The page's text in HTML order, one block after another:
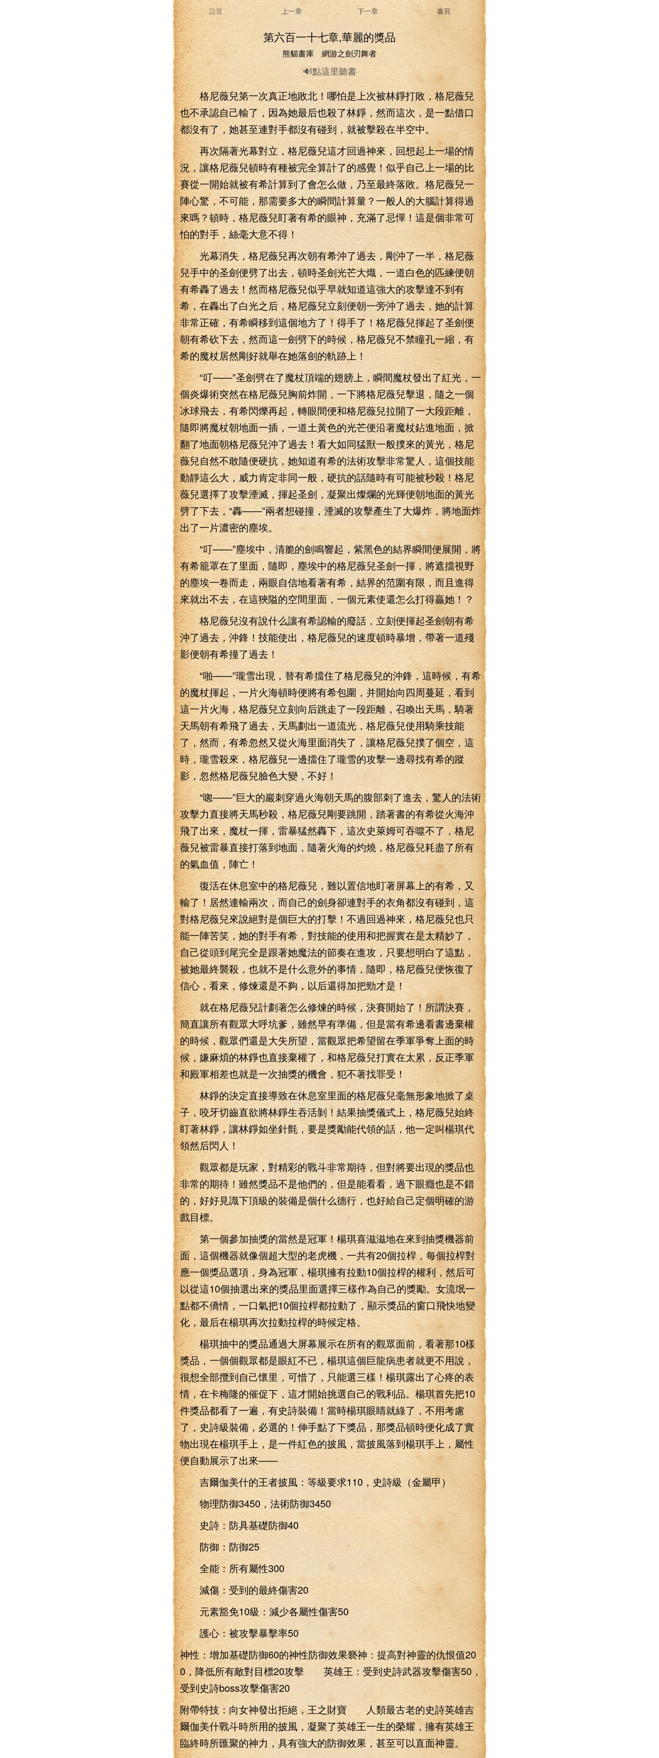
設置 上一章 下一章 書頁
第六百一十七章,華麗的獎品
熊貓書庫 網游之劍刃舞者
🔊點這里聽書
格尼薇兒第一次真正地敗北！哪怕是上次被林錚打敗，格尼薇兒
也不承認自己輸了，因為她最后也殺了林錚，然而這次，是一點借口
都沒有了，她甚至連對手都沒有碰到，就被擊殺在半空中。
再次隔著光幕對立，格尼薇兒這才回過神來，回想起上一場的情
況，讓格尼薇兒頓時有種被完全算計了的感覺！似乎自己上一場的比
賽從一開始就被有希計算到了會怎么做，乃至最終落敗。格尼薇兒一
陣心驚，不可能，那需要多大的瞬間計算量？一般人的大腦計算得過
來嗎？頓時，格尼薇兒盯著有希的眼神，充滿了忌憚！這是個非常可
怕的對手，絲毫大意不得！
光幕消失，格尼薇兒再次朝有希沖了過去，剛沖了一半，格尼薇
兒手中的圣劍便劈了出去，頓時圣劍光芒大熾，一道白色的匹練便朝
有希轟了過去！然而格尼薇兒似乎早就知道這強大的攻擊達不到有
希，在轟出了白光之后，格尼薇兒立刻便朝一旁沖了過去，她的計算
非常正確，有希瞬移到這個地方了！得手了！格尼薇兒揮起了圣劍便
朝有希砍下去，然而這一劍劈下的時候，格尼薇兒不禁瞳孔一縮，有
希的魔杖居然剛好就舉在她落劍的軌跡上！
“叮——”圣劍劈在了魔杖頂端的翅膀上，瞬間魔杖發出了紅光，一
個炎爆術突然在格尼薇兒胸前炸開，一下將格尼薇兒擊退，隨之一個
冰球飛去，有希閃爍再起，轉眼間便和格尼薇兒拉開了一大段距離，
隨即將魔杖朝地面一插，一道土黃色的光芒便沿著魔杖鉆進地面，掀
翻了地面朝格尼薇兒沖了過去！看大如同猛獸一般撲來的黃光，格尼
薇兒自然不敢隨便硬抗，她知道有希的法術攻擊非常驚人，這個技能
動靜這么大，威力肯定非同一般，硬抗的話隨時有可能被秒殺！格尼
薇兒選擇了攻擊湮滅，揮起圣劍，凝聚出燦爛的光輝便朝地面的黃光
劈了下去，“轟——”兩者想碰撞，湮滅的攻擊產生了大爆炸，將地面炸
出了一片濃密的塵埃。
“叮——”塵埃中，清脆的劍鳴響起，紫黑色的結界瞬間便展開，將
有希籠罩在了里面，隨即，塵埃中的格尼薇兒圣劍一揮，將遮擋視野
的塵埃一卷而走，兩眼自信地看著有希，結界的范圍有限，而且進得
來就出不去，在這狹隘的空間里面，一個元素使還怎么打得贏她！？
格尼薇兒沒有說什么讓有希認輸的廢話，立刻便揮起圣劍朝有希
沖了過去，沖鋒！技能使出，格尼薇兒的速度頓時暴增，帶著一道殘
影便朝有希撞了過去！
“啪——”瓏雪出現，替有希擋住了格尼薇兒的沖鋒，這時候，有希
的魔杖揮起，一片火海頓時便將有希包圍，并開始向四周蔓延，看到
這一片火海，格尼薇兒立刻向后跳走了一段距離，召喚出天馬，騎著
天馬朝有希飛了過去，天馬劃出一道流光，格尼薇兒使用騎乘技能
了，然而，有希忽然又從火海里面消失了，讓格尼薇兒撲了個空，這
時，瓏雪殺來，格尼薇兒一邊擋住了瓏雪的攻擊一邊尋找有希的蹤
影，忽然格尼薇兒臉色大變，不好！
“唿——”巨大的巖刺穿過火海朝天馬的腹部刺了進去，驚人的法術
攻擊力直接將天馬秒殺，格尼薇兒剛要跳開，踏著書的有希從火海沖
飛了出來，魔杖一揮，雷暴猛然轟下，這次史萊姆可吞噬不了，格尼
薇兒被雷暴直接打落到地面，隨著火海的灼燒，格尼薇兒耗盡了所有
的氣血值，陣亡！
復活在休息室中的格尼薇兒，難以置信地盯著屏幕上的有希，又
輸了！居然連輸兩次，而自己的劍身卻連對手的衣角都沒有碰到，這
對格尼薇兒來說絕對是個巨大的打擊！不過回過神來，格尼薇兒也只
能一陣苦笑，她的對手有希，對技能的使用和把握實在是太精妙了，
自己從頭到尾完全是跟著她魔法的節奏在進攻，只要想明白了這點，
被她最終襲殺，也就不是什么意外的事情，隨即，格尼薇兒便恢復了
信心，看來，修煉還是不夠，以后還得加把勁才是！
就在格尼薇兒計劃著怎么修煉的時候，決賽開始了！所謂決賽，
簡直讓所有觀眾大呼坑爹，雖然早有準備，但是當有希邊看書邊棄權
的時候，觀眾們還是大失所望，當觀眾把希望留在季軍爭奪上面的時
候，嫌麻煩的林錚也直接棄權了，和格尼薇兒打實在太累，反正季軍
和殿軍相差也就是一次抽獎的機會，犯不著找罪受！
林錚的決定直接導致在休息室里面的格尼薇兒毫無形象地掀了桌
子，咬牙切齒直欲將林錚生吞活剝！結果抽獎儀式上，格尼薇兒始終
盯著林錚，讓林錚如坐針氈，要是獎勵能代領的話，他一定叫楊琪代
領然后閃人！
觀眾都是玩家，對精彩的戰斗非常期待，但對將要出現的獎品也
非常的期待！雖然獎品不是他們的，但是能看看，過下眼癮也是不錯
的，好好見識下頂級的裝備是個什么德行，也好給自己定個明確的游
戲目標。
第一個參加抽獎的當然是冠軍！楊琪喜滋滋地在來到抽獎機器前
面，這個機器就像個超大型的老虎機，一共有20個拉桿，每個拉桿對
應一個獎品選項，身為冠軍，楊琪擁有拉動10個拉桿的權利，然后可
以從這10個抽選出來的獎品里面選擇三樣作為自己的獎勵。女流氓一
點都不僑情，一口氣把10個拉桿都拉動了，顯示獎品的窗口飛快地變
化，最后在楊琪再次拉動拉桿的時候定格。
楊琪抽中的獎品通過大屏幕展示在所有的觀眾面前，看著那10樣
獎品，一個個觀眾都是眼紅不已，楊琪這個巨龍病患者就更不用說，
很想全部攬到自己懷里，可惜了，只能選三樣！楊琪露出了心疼的表
情，在卡梅隆的催促下，這才開始挑選自己的戰利品。楊琪首先把10
件獎品都看了一遍，有史詩裝備！當時楊琪眼睛就綠了，不用考慮
了，史詩級裝備，必選的！伸手點了下獎品，那獎品頓時便化成了實
物出現在楊琪手上，是一件紅色的披風，當披風落到楊琪手上，屬性
便自動展示了出來——
吉爾伽美什的王者披風：等級要求110，史詩級（金屬甲）
物理防御3450，法術防御3450
史詩：防具基礎防御40
防御：防御25
全能：所有屬性300
減傷：受到的最終傷害20
元素豁免10級：減少各屬性傷害50
護心：被攻擊暴擊率50
神性：增加基礎防御60的神性防御效果褻神：提高對神靈的仇恨值20
0，降低所有敵對目標20攻擊 英雄王：受到史詩武器攻擊傷害50，
受到史詩boss攻擊傷害20
附帶特技：向女神發出拒絕，王之財寶 人類最古老的史詩英雄吉
爾伽美什戰斗時所用的披風，凝聚了英雄王一生的榮耀，擁有英雄王
臨終時所匯聚的神力，具有強大的防御效果，甚至可以直面神靈。